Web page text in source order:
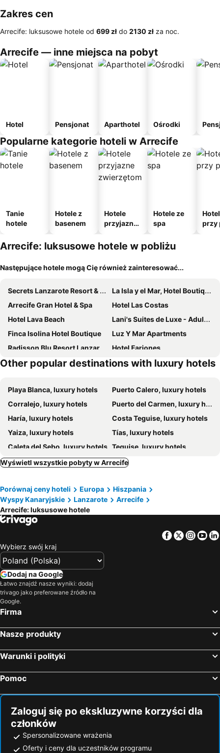
Zakres cen
Arrecife: luksusowe hotele od ‎699 zł do ‎2130 zł za noc.
Arrecife — inne miejsca na pobyt
Hotel Pensjonat Aparthotel Ośrodki
Popularne kategorie hoteli w Arrecife
Tanie
hotele
Hotele z
basenem
Hotele
przyjazne
m
Hotele ze
spa
przy
Arrecife: luksusowe hotele w pobliżu
Następujące hotele mogą Cię również zainteresować...
Secrets Lanzarote Resort & Spa
La Isla y el Mar, Hotel Boutique
Arrecife Gran Hotel & Spa
Hotel Las Costas
Hotel Lava Beach
Lani's Suites de Luxe - Adults Only
Finca Isolina Hotel Boutique
Luz Y Mar Apartments
Radisson Blu Resort Lanzarote
Hotel Fariones
Villa VIK - Hotel Boutique
Las Caletas Village Costa Teguise
Other popular destinations with luxury hotels
Playa Blanca, luxury hotels
Puerto Calero, luxury hotels
Corralejo, luxury hotels
Puerto del Carmen, luxury hotels
Haría, luxury hotels
Costa Teguise, luxury hotels
Yaiza, luxury hotels
Tías, luxury hotels
Caleta del Sebo, luxury hotels Teguise, luxury hotels
Tinajo, luxury hotels
El Golfo, luxury hotels
Wyświetl wszystkie pobyty w Arrecife
Porównaj ceny hoteli Europa
Hiszpania
Wyspy Kanaryjskie
Lanzarote
Arrecife
Arrecife: luksusowe hotele
Facebook
Twitter
Wybierz swój kraj
Dodaj na Google
Łatwo znajdź nasze wyniki: dodaj
trivago jako preferowane źródło na
Google.
Firma
Nasze produkty
Warunki i polityki
Pomoc
Zaloguj się po ekskluzywne korzyści dla
członków
Spersonalizowane wrażenia
Oferty i ceny dla uczestników programu